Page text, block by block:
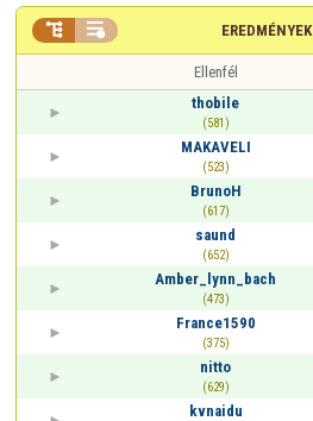
EREDMÉNYEK
 
Ellenfél
thobile
(581)
MAKAVELI
(523)
BrunoH
(617)
saund
(652)
Amber_lynn_bach
(473)
France1590
(375)
nitto
(629)
kvnaidu